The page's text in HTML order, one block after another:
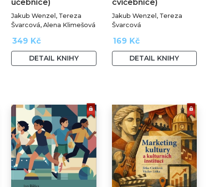
učebnice)
Jakub Wenzel, Tereza
Švarcová, Alena Klimešová
349 Kč
DETAIL KNIHY
cvičebnice)
Jakub Wenzel, Tereza
Švarcová
169 Kč
DETAIL KNIHY